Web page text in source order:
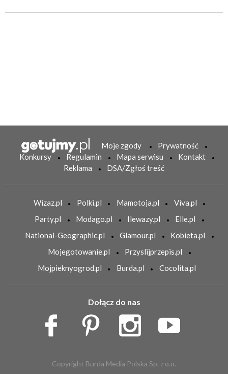
Moje zgody
Prywatność
Konkursy
Regulamin Mapa serwisu
Kontakt
Reklama
DSA/Zgłoś treść
Wizaz.pl Polki.pl Mamotoja.pl
Viva.pl
Party.pl
Modago.pl Ilewazy.pl
Elle.pl
National-Geographic.pl
Glamour.pl
Kobieta.pl
Mojegotowanie.pl
Przyslijprzepis.pl
Mojpieknyogrod.pl
Burda.pl Cocolita.pl
Dołącz do nas
Copyright Burda Media Polska Sp. z o.o.